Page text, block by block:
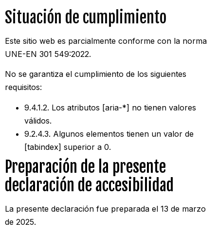
Situación de cumplimiento
Este sitio web es parcialmente conforme con la norma
UNE-EN 301 549:2022.
No se garantiza el cumplimiento de los siguientes
requisitos:
9.4.1.2. Los atributos [aria-*] no tienen valores
válidos.
9.2.4.3. Algunos elementos tienen un valor de
[tabindex] superior a 0.
Preparación de la presente
declaración de accesibilidad
La presente declaración fue preparada el 13 de marzo
de 2025.